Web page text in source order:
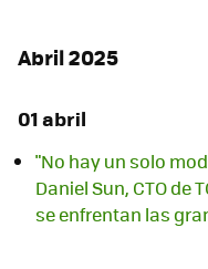
Abril 2025
01 abril
"No hay un solo
Daniel Sun, CTO de
se enfrentan las